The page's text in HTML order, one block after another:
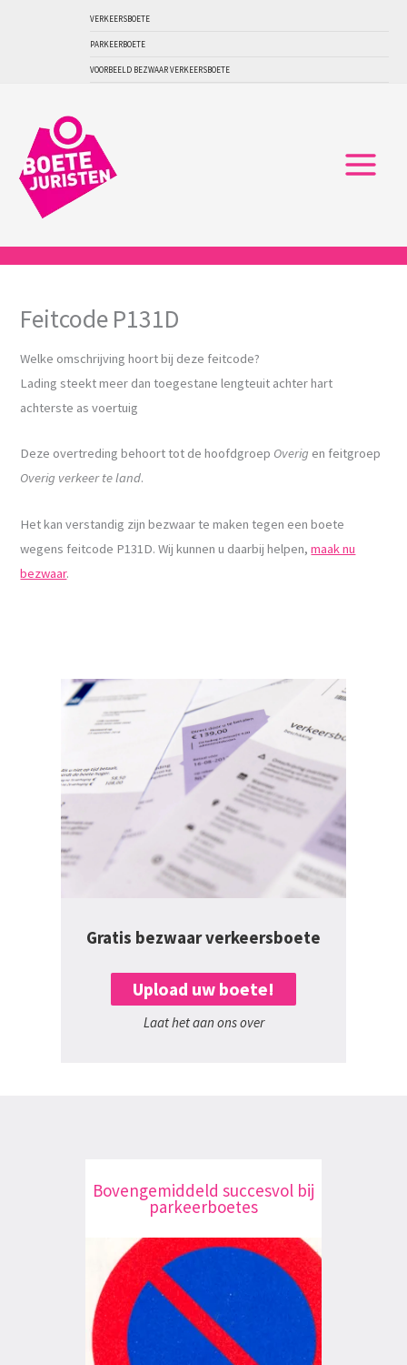
VERKEERSBOETE
PARKEERBOETE
VOORBEELD BEZWAAR VERKEERSBOETE
Feitcode P131D
Welke omschrijving hoort bij deze feitcode?
Lading steekt meer dan toegestane lengteuit achter hart
achterste as voertuig
Deze overtreding behoort tot de hoofdgroep Overig en feitgroep
Overig verkeer te land.
Het kan verstandig zijn bezwaar te maken tegen een boete
wegens feitcode P131D. Wij kunnen u daarbij helpen,maak nu
bezwaar.
Gratis bezwaar verkeersboete
Upload uw boete!
Laat het aan ons over
Bovengemiddeld succesvol bij
parkeerboetes